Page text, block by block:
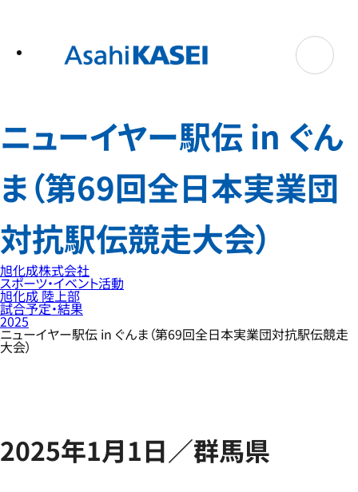
ニューイヤー駅伝 in ぐん
ま（第69回全日本実業団
対抗駅伝競走大会）
旭化成株式会社
スポーツ・イベント活動
旭化成 陸上部
試合予定・結果
2025
ニューイヤー駅伝 in ぐんま（第69回全日本実業団対抗駅伝競走
大会）
2025年1月1日／群馬県